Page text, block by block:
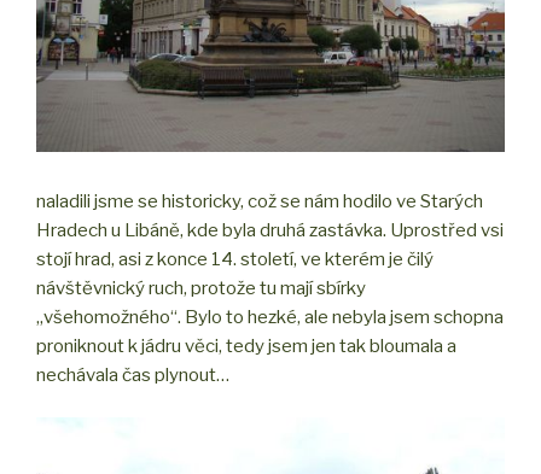
naladili jsme se historicky, což se nám hodilo ve Starých
Hradech u Libáně, kde byla druhá zastávka. Uprostřed vsi
stojí hrad, asi z konce 14. století, ve kterém je čilý
návštěvnický ruch, protože tu mají sbírky
„všehomožného“. Bylo to hezké, ale nebyla jsem schopna
proniknout k jádru věci, tedy jsem jen tak bloumala a
nechávala čas plynout…